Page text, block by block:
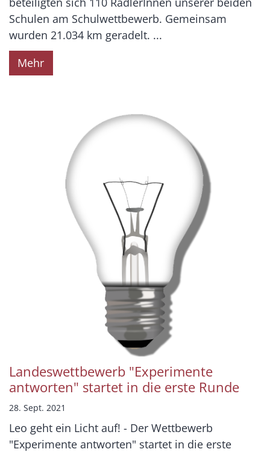
Schulen am Schulwettbewerb. Gemeinsam
wurden 21.034 km geradelt. ...
Mehr
Landeswettbewerb "Experimente
antworten" startet in die erste Runde
28. Sept. 2021
Leo geht ein Licht auf! - Der Wettbewerb
"Experimente antworten" startet in die erste